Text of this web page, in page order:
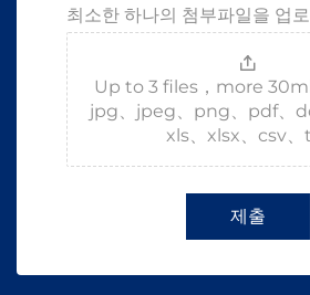
최소한 하나의 첨부파일을 업
Up to 3 files，more
jpg、jpeg、png、pdf、
xls、xlsx、csv
제출